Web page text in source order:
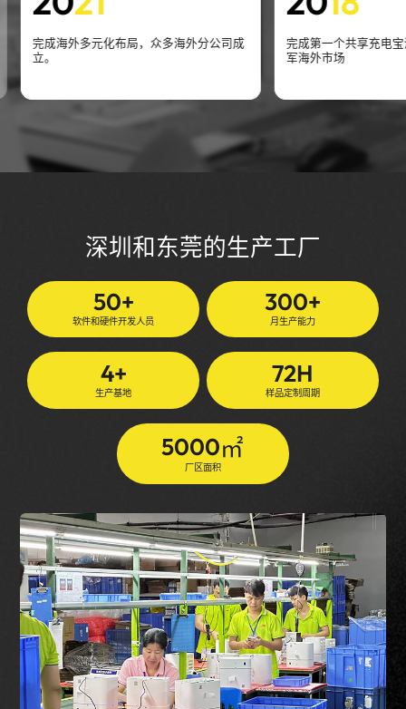
完成海外多元化布局，众多海外分公司成
立。
完成第一个共享充电
军海外市场
深圳和东莞的生产工厂
50+
软件和硬件开发人员
300+
月生产能力
4+
生产基地
72H
样品定制周期
5000㎡
厂区面积